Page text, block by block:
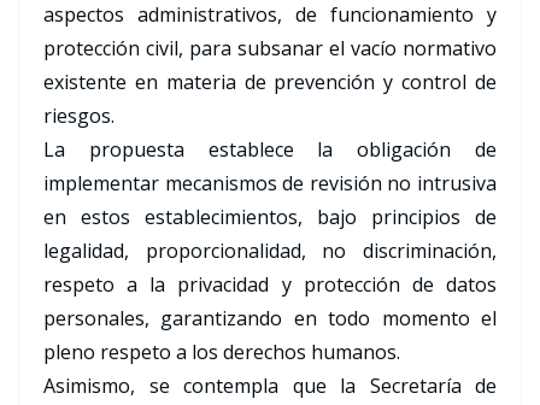
aspectos administrativos, de funcionamiento y
protección civil, para subsanar el vacío normativo
existente en materia de prevención y control de
riesgos.
La propuesta establece la obligación de
implementar mecanismos de revisión no intrusiva
en estos establecimientos, bajo principios de
legalidad, proporcionalidad, no discriminación,
respeto a la privacidad y protección de datos
personales, garantizando en todo momento el
pleno respeto a los derechos humanos.
Asimismo, se contempla que la Secretaría de